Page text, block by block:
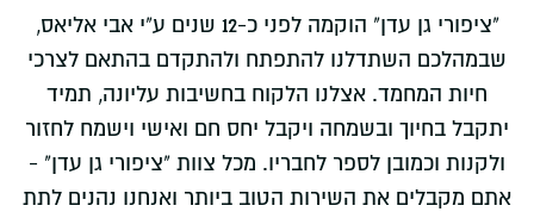
"ציפורי גן עדן" הוקמה לפני כ-12 שנים ע"י אבי אליאס,
שבמהלכם השתדלנו להתפתח ולהתקדם בהתאם לצרכי
חיות המחמד. אצלנו הלקוח בחשיבות עליונה, תמיד
יתקבל בחיוך ובשמחה ויקבל יחס חם ואישי וישמח לחזור
ולקנות וכמובן לספר לחבריו. מכל צוות "ציפורי גן עדן" -
אתם מקבלים את השירות הטוב ביותר ואנחנו נהנים לתת